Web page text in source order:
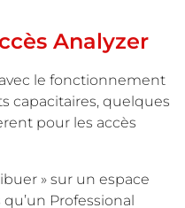
Analyzer
le fonctionnement
capacitaires, quelques
pour les accès
» sur un espace
Professional